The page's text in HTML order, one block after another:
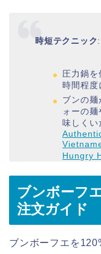
時短テクニック:
圧力鍋
時間程度
ブンの麺
ォーの
味しくい
Hungry
ブンボーフ
注文ガイド
ブンボーフエを